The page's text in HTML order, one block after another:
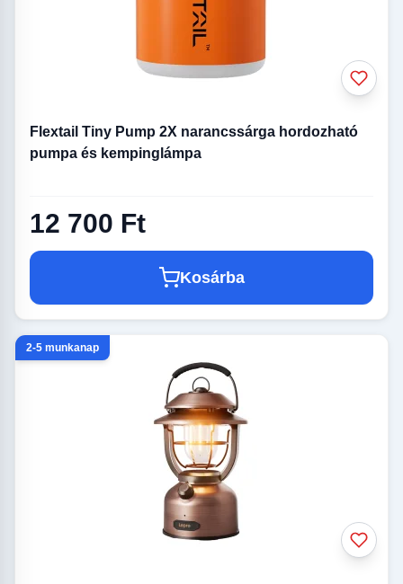
Flextail Tiny Pump 2X narancssárga hordozható
pumpa és kempinglámpa
12 700 Ft
Kosárba
2-5 munkanap